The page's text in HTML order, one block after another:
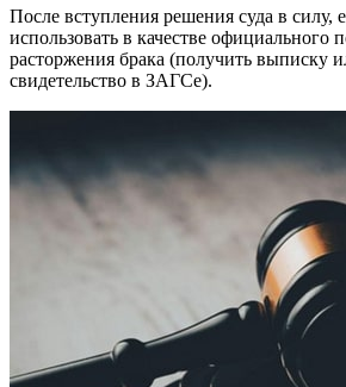
После вступления решения суда в силу,
использовать в качестве официального
расторжения брака (получить выписку
свидетельство в ЗАГСе).